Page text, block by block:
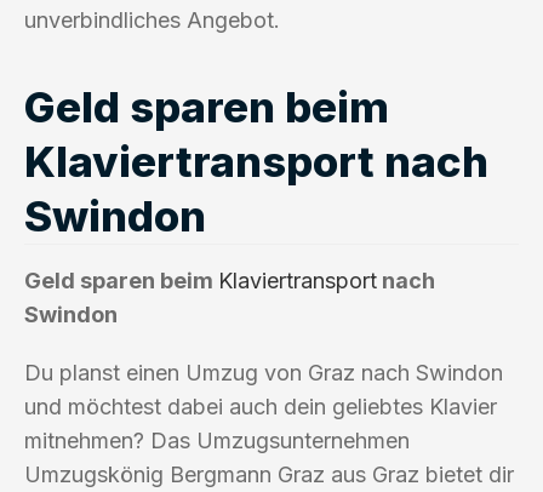
unverbindliches Angebot.
Geld sparen beim
Klaviertransport nach
Swindon
Geld sparen beim Klaviertransport nach
Swindon
Du planst einen Umzug von Graz nach Swindon
und möchtest dabei auch dein geliebtes Klavier
mitnehmen? Das Umzugsunternehmen
Umzugskönig Bergmann Graz aus Graz bietet dir